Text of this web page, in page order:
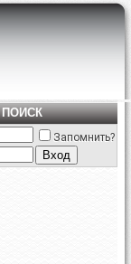
ПОИСК
Запомнить?